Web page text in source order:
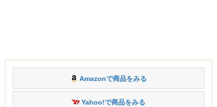
Amazonで商品をみる
Yahoo!で商品をみる